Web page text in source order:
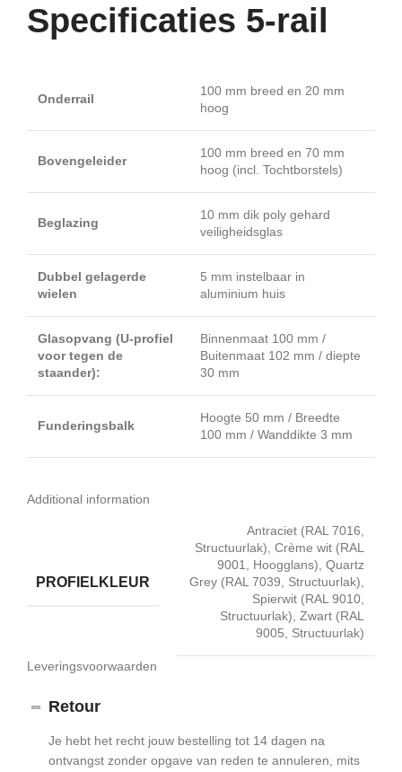
Specificaties 5-rail
Onderrail
100 mm breed en 20 mm
hoog
Bovengeleider
100 mm breed en 70 mm
hoog (incl. Tochtborstels)
Beglazing
10 mm dik poly gehard
veiligheidsglas
Dubbel gelagerde
wielen
5 mm instelbaar in
aluminium huis
Glasopvang (U-profiel
voor tegen de
staander):
Binnenmaat 100 mm /
Buitenmaat 102 mm / diepte
30 mm
Funderingsbalk
Hoogte 50 mm / Breedte
100 mm / Wanddikte 3 mm
Additional information
PROFIELKLEUR
Antraciet (RAL 7016,
Structuurlak), Crème wit (RAL
9001, Hoogglans), Quartz
Grey (RAL 7039, Structuurlak),
Spierwit (RAL 9010,
Structuurlak), Zwart (RAL
9005, Structuurlak)
Leveringsvoorwaarden
Retour
Je hebt het recht jouw bestelling tot 14 dagen na
ontvangst zonder opgave van reden te annuleren, mits